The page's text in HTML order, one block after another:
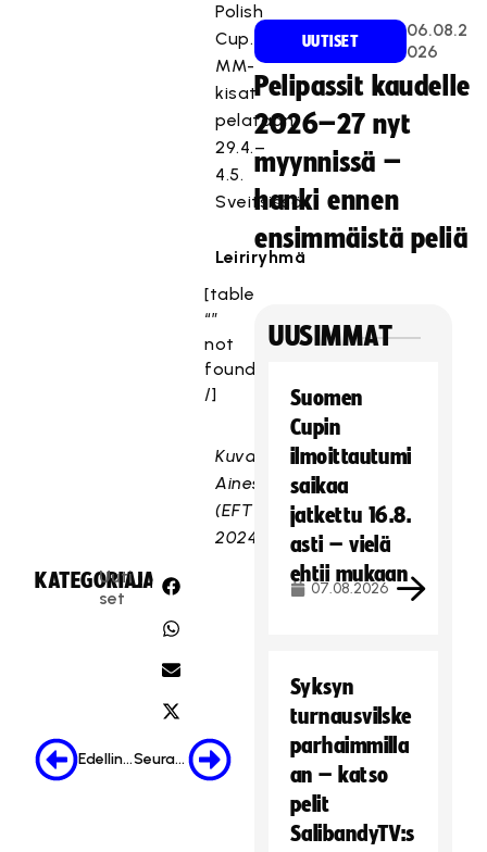
Polish
Cup.
MM-
kisat
pelataan
29.4.–
4.5.
Sveitsissä.
Leiriryhmä
[table
“”
not
found
/]
Kuva:
Ainesmedia
(EFT
2024)
KATEGORIA:
Uuti
set
JAA:
Edellinen Seuraava
UUTISET
06.08.2
026
Pelipassit kaudelle
2026–27 nyt
myynnissä –
hanki ennen
ensimmäistä peliä
UUSIMMAT
Suomen
Cupin
ilmoittautumi
saikaa
jatkettu 16.8.
asti – vielä
ehtii mukaan
07.08.2026
Syksyn
turnausvilske
parhaimmilla
an – katso
pelit
SalibandyTV:s